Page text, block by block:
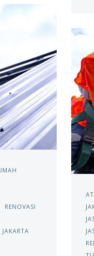
RENOVASI